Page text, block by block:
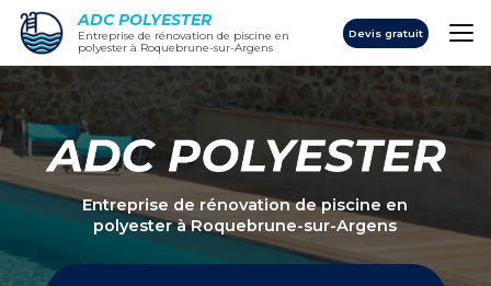
Aller
contenu
principal
ADC POLYESTER
Entreprise de rénovation de piscine en
polyester à Roquebrune-sur-Argens
Devis gratuit
Entreprise de rénovation de piscine en
polyesterà Roquebrune-sur-Argens